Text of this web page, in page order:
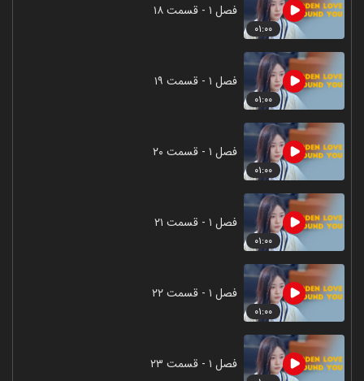
۰۱:۰۰
فصل ۱ - قسمت ۱۸
۰۱:۰۰
فصل ۱ - قسمت ۱۹
۰۱:۰۰
فصل ۱ - قسمت ۲۰
۰۱:۰۰
فصل ۱ - قسمت ۲۱
۰۱:۰۰
فصل ۱ - قسمت ۲۲
فصل ۱ - قسمت ۲۳